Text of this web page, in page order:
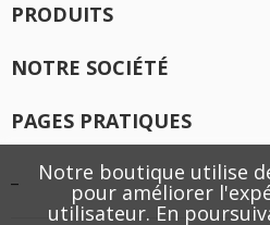
PRODUITS
NOTRE SOCIÉTÉ
PAGES PRATIQUES
Notre boutique utilise
pour améliorer
utilisateur. En